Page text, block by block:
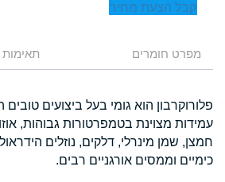
קבל הצעת מחיר
מפרט חומרים תאימות
פלורוקרבון הוא גומי בעל ביצועים טובים
עמידות מצוינת בטמפרטורות גבוהות,
חמצן, שמן מינרלי, דלקים, נוזלים
כימיים וממסים אורגניים רבים.